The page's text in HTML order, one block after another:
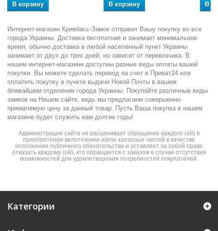
В корзину В корзину В
Интернет-магазин Кривбасс-Замок отправит Вашу покупку во все
города Украины. Доставка бесплатная и занимает минимальное
время, обычно доставка в любой населенный пункт Украины
занимает от двух до трех дней, но зависит от перевозчика. В
нашем интернет-магазине доступны разные виды оплаты вашей
покупки. Вы можете сделать перевод на счет в Приват24 или
оплатить покупку в пункте выдачи Новой Почты в вашем
ближайшем отделении города Украины. Покупайте различные виды
замков на Нашем сайте, ведь мы предлагаем совершенно
приемлемую цену за данный товар. Пусть Ваша покупка в нашем
магазине будет служить вам долгие годы!
Администрация сайта не расценивает обращение каждого (ой) в
приобретении велотехники и/или запасных частей в качестве
исполнения публичного обязательства и оставляет за собой право
отказать каждому (ой), кто обращается с заказом в случае отсутствия
возможностей для удовлетворения потребностей покупателей.
Категории